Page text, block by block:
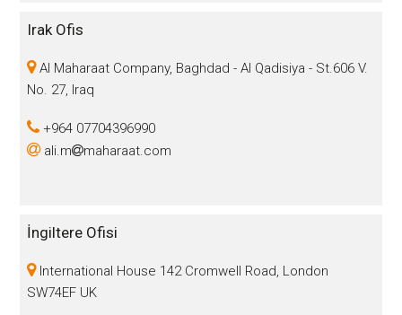
Irak Ofis
Al Maharaat Company, Baghdad - Al Qadisiya - St.606 V.
No. 27, Iraq
+964 07704396990
ali.m
maharaat.com
İngiltere Ofisi
International House 142 Cromwell Road, London
SW74EF UK